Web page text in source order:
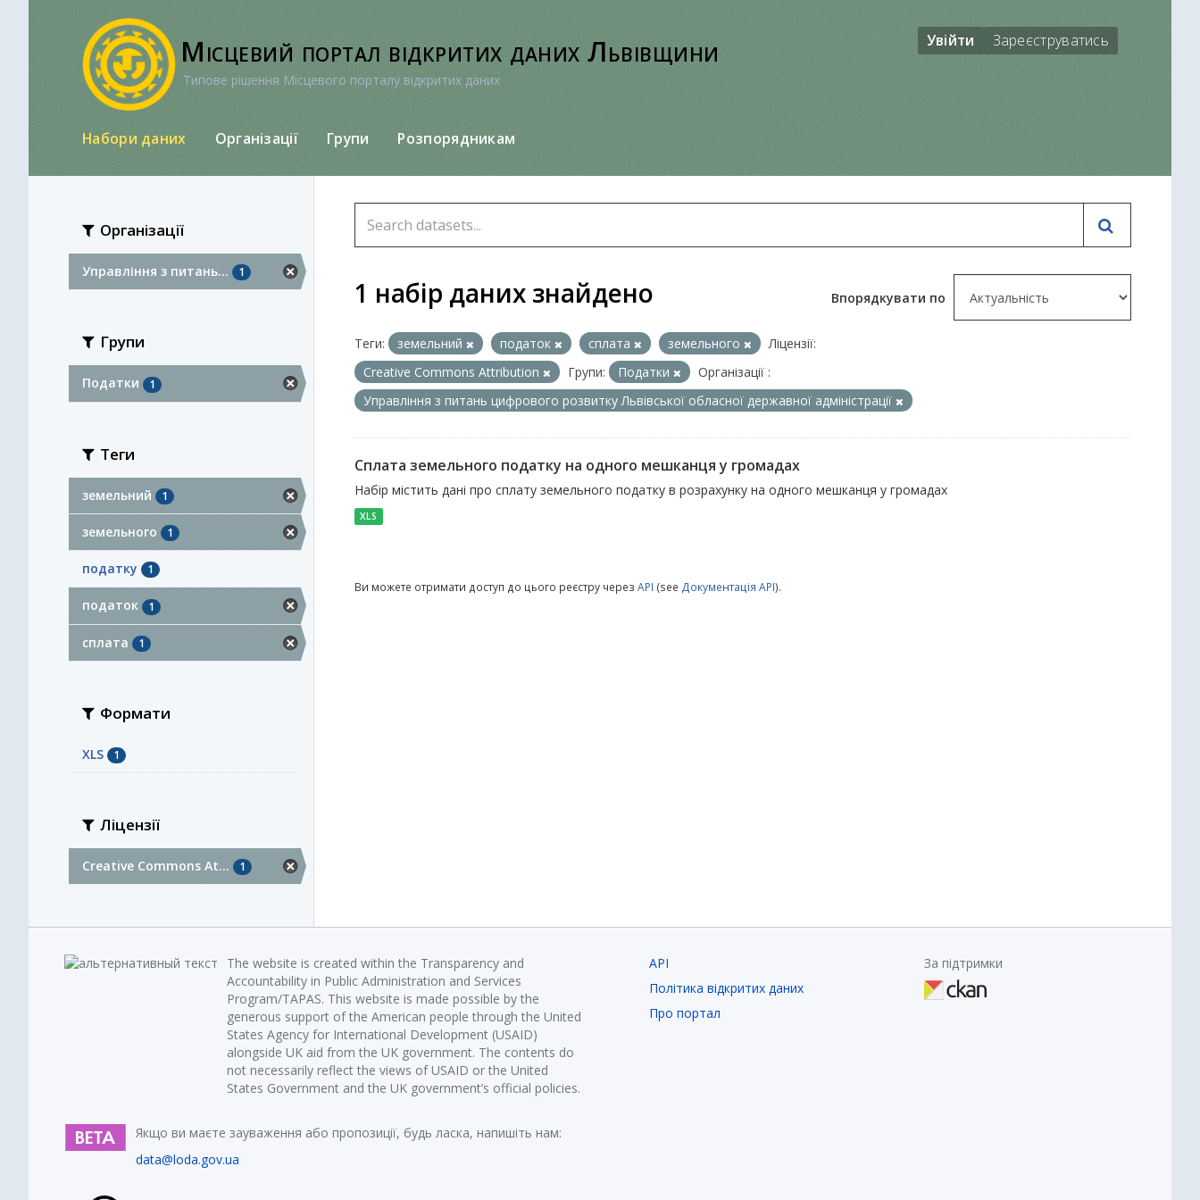
Місцевий портал відкритих даних Львівщини
Типове рішення Місцевого порталу відкритих даних
Увійти Зареєструватись
Набори даних Організації Групи Розпорядникам
Організації
Управління з питань... 1
Групи
Податки 1
Теги
земельний 1
земельного 1
податку 1
податок 1
сплата 1
Формати
XLS 1
Ліцензії
Creative Commons At... 1
Впорядкувати по
1 набір даних знайдено
Теги: земельний податок сплата земельного
Ліцензії:
Creative Commons Attribution
Групи: Податки
Організації :
Управління з питань цифрового розвитку Львівської обласної державної адміністрації
Сплата земельного податку на одного мешканця у громадах
Набір містить дані про сплату земельного податку в розрахунку на одного мешканця у громадах
XLS
Ви можете отримати доступ до цього реєстру через API (see Документація API).
The website is created within the Transparency and
Accountability in Public Administration and Services
Program/TAPAS. This website is made possible by the
generous support of the American people through the United
States Agency for International Development (USAID)
alongside UK aid from the UK government. The contents do
not necessarily reflect the views of USAID or the United
States Government and the UK government’s official policies.
Якщо ви маєте зауваження або пропозиції, будь ласка, напишіть нам:
data@loda.gov.ua
API
Політика відкритих даних
Про портал
За підтримки